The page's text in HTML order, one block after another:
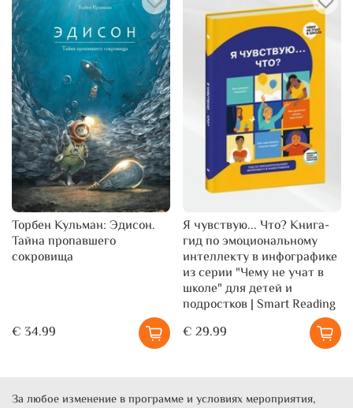
Торбен Кульман: Эдисон.
Тайна пропавшего
сокровища
€ 34.99
Я чувствую... Что? Книга-
гид по эмоциональному
интеллекту в инфографике
из серии "Чему не учат в
школе" для детей и
подростков | Smart Reading
€ 29.99
За любое изменение в программе и условиях мероприятия,